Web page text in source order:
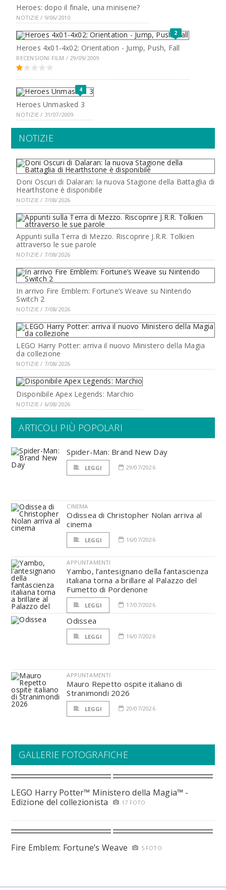
Heroes: dopo il finale, una miniserie?
NOTIZIE / 9/06/2010
2
Heroes 4x01-4x02: Orientation - Jump, Push, Fall
RECENSIONI FILM / 29/09/2009
4
Heroes Unmasked 3
NOTIZIE / 31/07/2009
NOTIZIE
Doni Oscuri di Dalaran: la nuova Stagione della Battaglia di
Hearthstone è disponibile
NOTIZIE / 7/08/2026
Appunti sulla Terra di Mezzo. Riscoprire J.R.R. Tolkien
attraverso le sue parole
NOTIZIE / 7/08/2026
In arrivo Fire Emblem: Fortune’s Weave su Nintendo
Switch 2
NOTIZIE / 7/08/2026
LEGO Harry Potter: arriva il nuovo Ministero della Magia
da collezione
NOTIZIE / 7/08/2026
Disponibile Apex Legends: Marchio
NOTIZIE / 6/08/2026
ARTICOLI PIÙ POPOLARI
Spider-Man: Brand New Day
LEGGI 29/07/2026
CINEMA
Odissea di Christopher Nolan arriva al
cinema
LEGGI 16/07/2026
APPUNTAMENTI
Yambo, l’antesignano della fantascienza
italiana torna a brillare al Palazzo del
Fumetto di Pordenone
LEGGI 17/07/2026
Odissea
LEGGI 16/07/2026
APPUNTAMENTI
Mauro Repetto ospite italiano di
Stranimondi 2026
LEGGI 20/07/2026
GALLERIE FOTOGRAFICHE
LEGO Harry Potter™ Ministero della Magia™ -
Edizione del collezionista
17 FOTO
Fire Emblem: Fortune’s Weave 5 FOTO